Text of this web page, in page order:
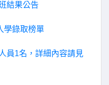
結果公告
學錄取榜單
員1名，詳細內容請見